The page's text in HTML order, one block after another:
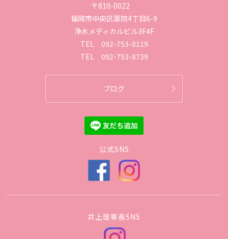
〒810-0022
福岡市中央区薬院4丁目6-9
浄水メディカルビル3F4F
TEL 092-753-8119
TEL 092-753-8739
ブログ
公式SNS
井上理事長SNS